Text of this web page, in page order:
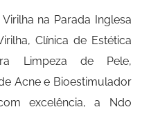
na Parada Inglesa
Clínica de Estética
Limpeza de Pele,
Acne e Bioestimulador
excelência, a Ndo